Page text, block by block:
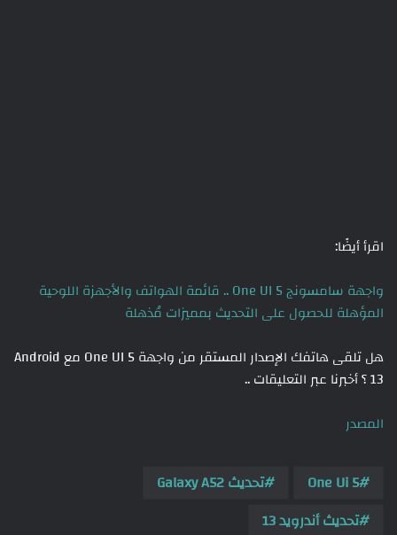
اقرأ أيضًا:
واجهة سامسونج One UI 5 .. قائمة الهواتف والأجهزة اللوحية
المؤهلة للحصول على التحديث بمميزات مُذهلة
هل تلقى هاتفك الإصدار المستقر من واجهة One UI 5 مع Android
13 ؟ أخبرنا عبر التعليقات ..
المصدر
One Ui 5
تحديث Galaxy A52
تحديث أندرويد 13